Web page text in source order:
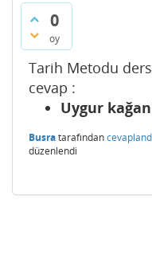
0
oy
Tarih Metodu
cevap :
Uygur
Busratarafından
düzenlendi